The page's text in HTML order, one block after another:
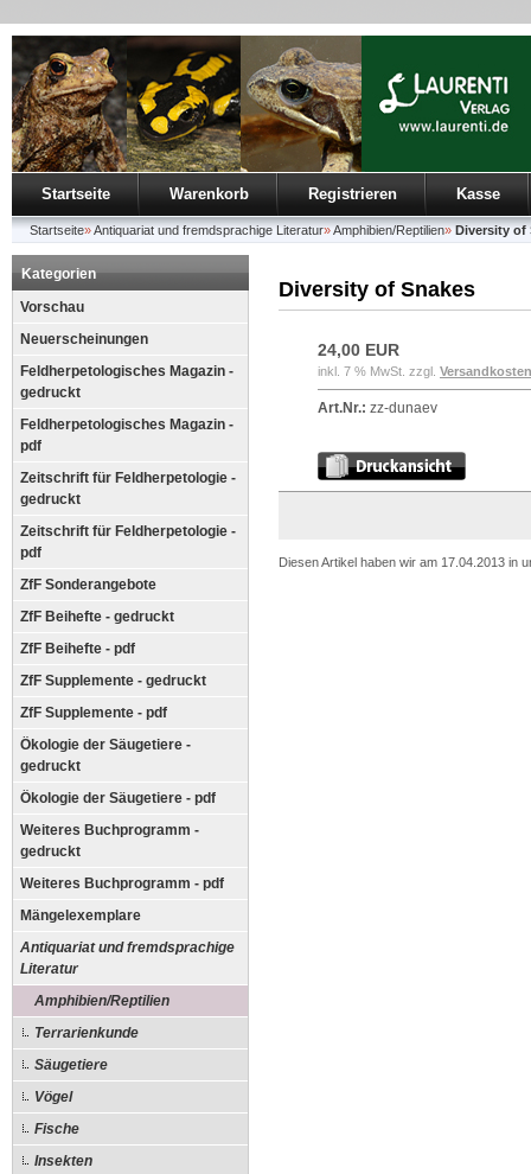
Startseite Warenkorb Registrieren Kasse
Startseite»Antiquariat und fremdsprachige Literatur»Amphibien/Reptilien» Diversity of
Kategorien
Vorschau
Neuerscheinungen
Feldherpetologisches Magazin -
gedruckt
Feldherpetologisches Magazin -
pdf
Zeitschrift für Feldherpetologie -
gedruckt
Zeitschrift für Feldherpetologie -
pdf
ZfF Sonderangebote
ZfF Beihefte - gedruckt
ZfF Beihefte - pdf
ZfF Supplemente - gedruckt
ZfF Supplemente - pdf
Ökologie der Säugetiere -
gedruckt
Ökologie der Säugetiere - pdf
Weiteres Buchprogramm -
gedruckt
Weiteres Buchprogramm - pdf
Mängelexemplare
Antiquariat und fremdsprachige
Literatur
Amphibien/Reptilien
Terrarienkunde
Säugetiere
Vögel
Fische
Insekten
Diversity of Snakes
24,00 EUR
inkl. 7 % MwSt. zzgl. Versandkosten
Art.Nr.: zz-dunaev
Diesen Artikel haben wir am 17.04.2013 in